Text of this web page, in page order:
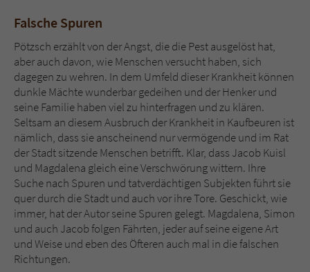
Falsche Spuren
Pötzsch erzählt von der Angst, die die Pest ausgelöst hat,
aber auch davon, wie Menschen versucht haben, sich
dagegen zu wehren. In dem Umfeld dieser Krankheit können
dunkle Mächte wunderbar gedeihen und der Henker und
seine Familie haben viel zu hinterfragen und zu klären.
Seltsam an diesem Ausbruch der Krankheit in Kaufbeuren ist
nämlich, dass sie anscheinend nur vermögende und im Rat
der Stadt sitzende Menschen betrifft. Klar, dass Jacob Kuisl
und Magdalena gleich eine Verschwörung wittern. Ihre
Suche nach Spuren und tatverdächtigen Subjekten führt sie
quer durch die Stadt und auch vor ihre Tore. Geschickt, wie
immer, hat der Autor seine Spuren gelegt. Magdalena, Simon
und auch Jacob folgen Fährten, jeder auf seine eigene Art
und Weise und eben des Öfteren auch mal in die falschen
Richtungen.